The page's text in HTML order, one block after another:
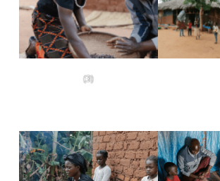
(3)